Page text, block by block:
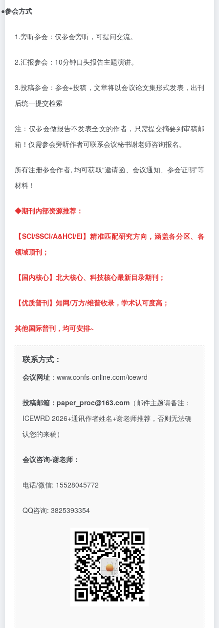
●参会方式
1.旁听参会：仅参会旁听，可提问交流。
2.汇报参会：10分钟口头报告主题演讲。
3.投稿参会： 参会+投稿， 文章将以会议论文集形式发表，出刊
后统一提交检索
注：仅参会做报告不发表全文的作者，只需提交摘要到审稿邮
箱！仅需参会旁听作者可联系会议秘书谢老师咨询报名。
所有注册参会作者, 均可获取“邀请函、会议通知、参会证明”等
材料！
◆期刊内部资源推荐：
【SCI/SSCI/A&HCI/EI】精准匹配研究方向，涵盖各分区、各
领域顶刊；
【国内核心】北大核心、科技核心最新目录期刊；
【优质普刊】知网/万方/维普收录，学术认可度高；
其他国际普刊，均可安排~
联系方式：
会议网址 ：www.confs-online.com/icewrd
投稿邮箱： paper_proc@163.com （邮件主题请备注：
ICEWRD 2026+通讯作者姓名+谢老师推荐，否则无法确
认您的来稿）
会议咨询-谢老师：
电话/微信: 15528045772
QQ咨询: 3825393354